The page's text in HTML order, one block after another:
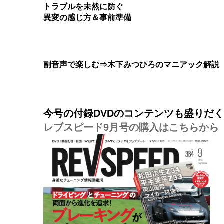
トラブルを未然に防ぐ
異変の感じ方＆事前準備
副音声で楽しむ⇒木下みつひろのマニアック解説
今号の付録DVDのコンテンツも盛りだ
レブスピード9月号の購入はこちらから